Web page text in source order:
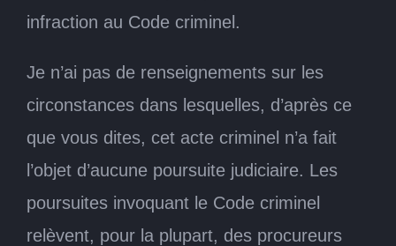
infraction au Code criminel.
Je n’ai pas de renseignements sur les
circonstances dans lesquelles, d’après ce
que vous dites, cet acte criminel n’a fait
l’objet d’aucune poursuite judiciaire. Les
poursuites invoquant le Code criminel
relèvent, pour la plupart, des procureurs